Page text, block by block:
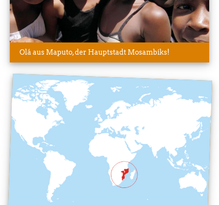
Olá aus Maputo, der Hauptstadt Mosambiks!